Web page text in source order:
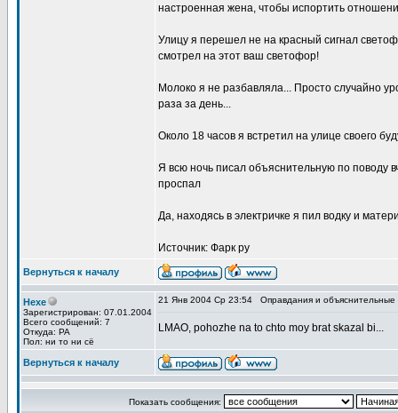
настроенная жена, чтобы испортить
Улицу я перешел не на красный сигнал
смотрел на этот ваш светофор!
Молоко я не разбавляла... Просто случайно
раза за день...
Около 18 часов я встретил на улице своего
Я всю ночь писал объяснительную по поводу
проспал
Да, находясь в электричке я пил водку и
Источник: Фарк ру
Вернуться к началу
Hexe
Зарегистрирован: 07.01.2004
Всего сообщений: 7
Откуда: PA
Пол: ни то ни сё
21 Янв 2004 Ср 23:54 Оправдания и объяснительные
LMAO, pohozhe na to chto moy brat skazal bi...
Вернуться к началу
Показать сообщения: